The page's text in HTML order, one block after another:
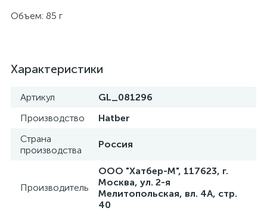
Объем: 85 г
Характеристики
Артикул
GL_081296
Производство
Hatber
Страна
производства
Россия
Производитель
ООО "Хатбер-М", 117623, г.
Москва, ул. 2-я
Мелитопольская, вл. 4А, стр.
40